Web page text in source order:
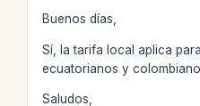
Buenos días,
Sí, la tarifa local aplica
ecuatorianos y
Saludos,